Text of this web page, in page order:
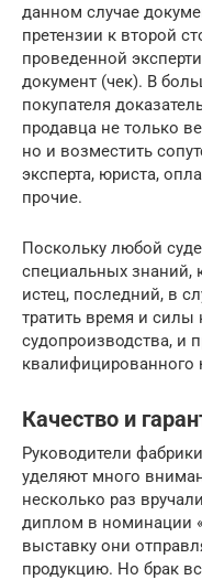
данном случае
претензии к второй
проведенной
документ (чек). В
покупателя
продавца не только
но и возместить
эксперта, юриста,
прочие.
Поскольку любой
специальных знаний,
истец, последний, в
тратить время и силы
судопроизводства, и
квалифицированного
Качество и
Руководители
уделяют много
несколько раз
диплом в номинации
выставку они
продукцию. Но брак